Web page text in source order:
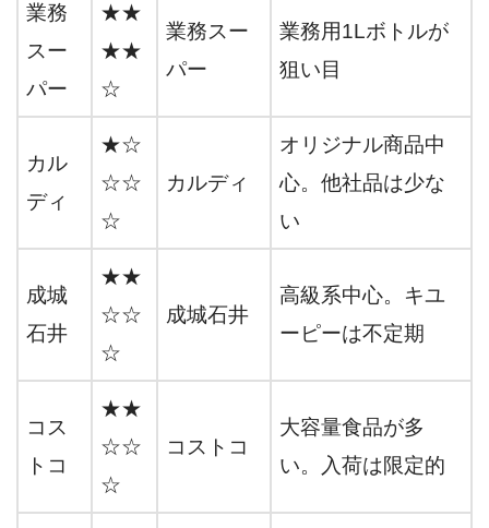
業務
スー
パー
★★
★★
☆
業務スー
パー
業務用1Lボトルが
狙い目
カル
ディ
★☆
☆☆
☆
カルディ
オリジナル商品中
心。他社品は少な
い
成城
石井
★★
☆☆
☆
成城石井
高級系中心。キユ
ーピーは不定期
コス
トコ
★★
☆☆
☆
コストコ
大容量食品が多
い。入荷は限定的